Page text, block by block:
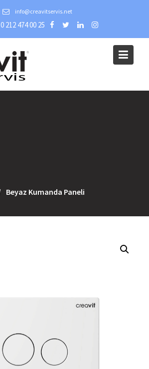
info@creavitservis.net
0 212 474 00 25
Beyaz Kumanda Paneli